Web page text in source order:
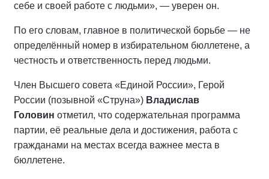
себе и своей работе с людьми», — уверен он.
По его словам, главное в политической борьбе — не
определённый номер в избирательном бюллетене, а
честность и ответственность перед людьми.
Член Высшего совета «Единой России», Герой
России (позывной «Струна») Владислав
Головин отметил, что содержательная программа
партии, её реальные дела и достижения, работа с
гражданами на местах всегда важнее места в
бюллетене.